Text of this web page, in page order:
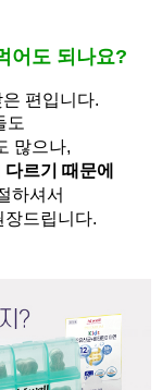
어도 되나요?
편입니다.
도
많으나,
르기 때문에
하셔서
장드립니다.